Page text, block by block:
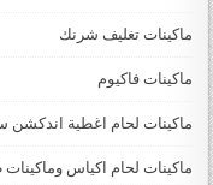
ماكينات تغليف شرنك
ماكينات فاكيوم
ماكينات لحام اغطية اندكشن
ماكينات لحام اكياس وماكينات